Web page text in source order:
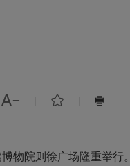
  
物院则徐广场隆重举行。